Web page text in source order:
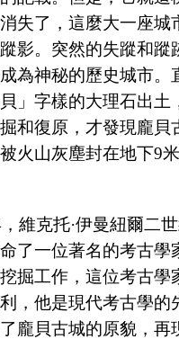
失了，這麼大一座城
影。突然的失蹤和蹤
為神秘的歷史城市。
」字樣的大理石出土
和復原，才發現龐貝
火山灰塵封在地下9
維克托·伊曼紐爾二
了一位著名的考古學
掘工作，這位考古學
，他是現代考古學的
龐貝古城的原貌，再